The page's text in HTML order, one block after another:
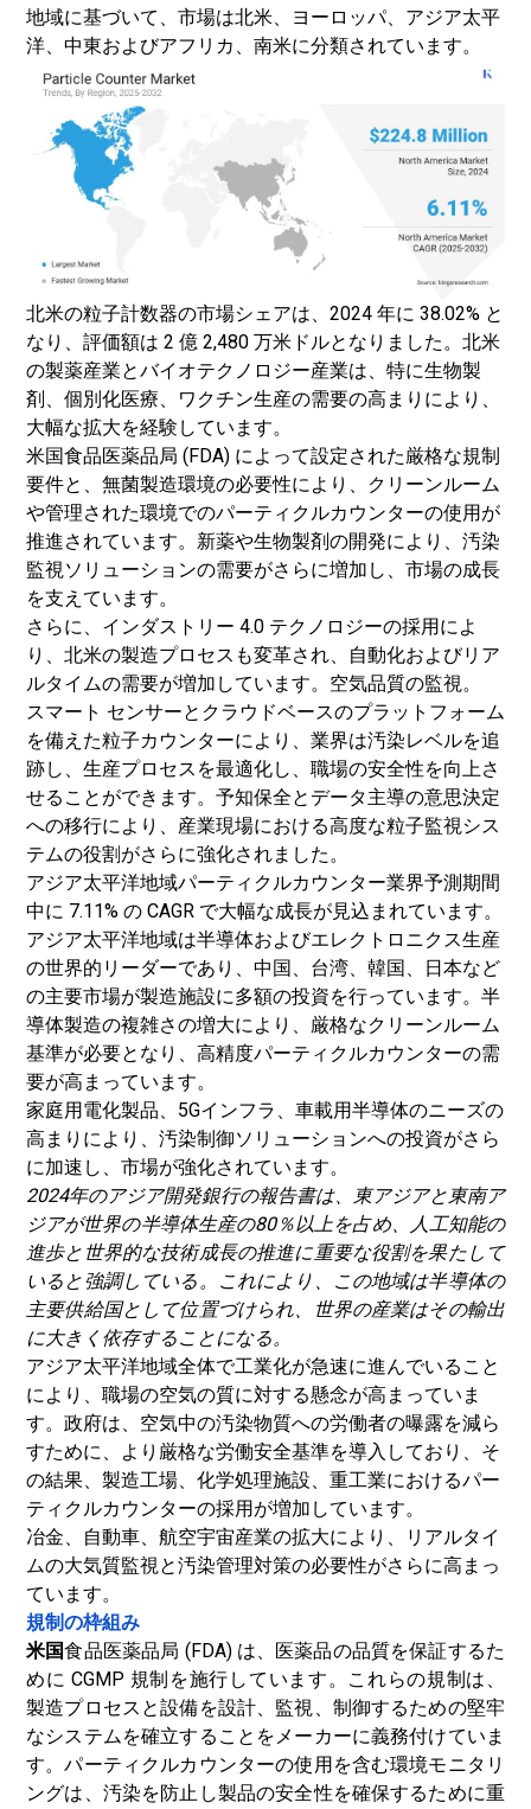
地域に基づいて、市場は北米、ヨーロッパ、アジア太平
洋、中東およびアフリカ、南米に分類されています。
北米の粒子計数器の市場シェアは、2024 年に 38.02% と
なり、評価額は 2 億 2,480 万米ドルとなりました。北米
の製薬産業とバイオテクノロジー産業は、特に生物製
剤、個別化医療、ワクチン生産の需要の高まりにより、
大幅な拡大を経験しています。
米国食品医薬品局 (FDA) によって設定された厳格な規制
要件と、無菌製造環境の必要性により、クリーンルーム
や管理された環境でのパーティクルカウンターの使用が
推進されています。新薬や生物製剤の開発により、汚染
監視ソリューションの需要がさらに増加し​​、市場の成長
を支えています。
さらに、インダストリー 4.0 テクノロジーの採用によ
り、北米の製造プロセスも変革され、自動化およびリア
ルタイムの需要が増加しています。 空気品質の監視。
スマート センサーとクラウドベースのプラットフォーム
を備えた粒子カウンターにより、業界は汚染レベルを追
跡し、生産プロセスを最適化し、職場の安全性を向上さ
せることができます。予知保全とデータ主導の意思決定
への移行により、産業現場における高度な粒子監視シス
テムの役割がさらに強化されました。
アジア太平洋地域パーティクルカウンター業界予測期間
中に 7.11% の CAGR で大幅な成長が見込まれています。
アジア太平洋地域は半導体およびエレクトロニクス生産
の世界的リーダーであり、中国、台湾、韓国、日本など
の主要市場が製造施設に多額の投資を行っています。半
導体製造の複雑さの増大により、厳格なクリーンルーム
基準が必要となり、高精度パーティクルカウンターの需
要が高まっています。
家庭用電化製品、5Gインフラ、車載用半導体のニーズの
高まりにより、汚染制御ソリューションへの投資がさら
に加速し、市場が強化されています。
2024年のアジア開発銀行の報告書は、東アジアと東南ア
ジアが世界の半導体生産の80％以上を占め、人工知能の
進歩と世界的な技術成長の推進に重要な役割を果たして
いると強調している。これにより、この地域は半導体の
主要供給国として位置づけられ、世界の産業はその輸出
に大きく依存することになる。
アジア太平洋地域全体で工業化が急速に進んでいること
により、職場の空気の質に対する懸念が高まっていま
す。政府は、空気中の汚染物質への労働者の曝露を減ら
すために、より厳格な労働安全基準を導入しており、そ
の結果、製造工場、化学処理施設、重工業におけるパー
ティクルカウンターの採用が増加しています。
冶金、自動車、航空宇宙産業の拡大により、リアルタイ
ムの大気質監視と汚染管理対策の必要性がさらに高まっ
ています。
規制の枠組み
米国食品医薬品局 (FDA) は、医薬品の品質を保証するた
めに CGMP 規制を施行しています。これらの規制は、
製造プロセスと設備を設計、監視、制御するための堅牢
なシステムを確立することをメーカーに義務付けていま
す。パーティクルカウンターの使用を含む環境モニタリ
ングは、汚染を防止し製品の安全性を確保するために重